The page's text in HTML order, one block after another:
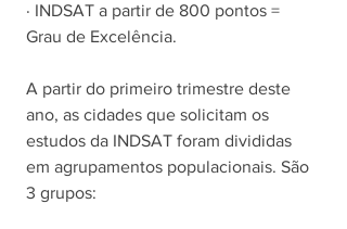
· INDSAT a partir de 800 pontos =
Grau de Excelência.
A partir do primeiro trimestre deste
ano, as cidades que solicitam os
estudos da INDSAT foram divididas
em agrupamentos populacionais. São
3 grupos: